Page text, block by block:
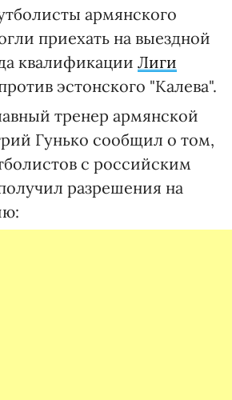
армянского
приехать на выездной
квалификации Лиги
эстонского "Калева".
тренер армянской
Гунько сообщил о том,
с российским
разрешения на